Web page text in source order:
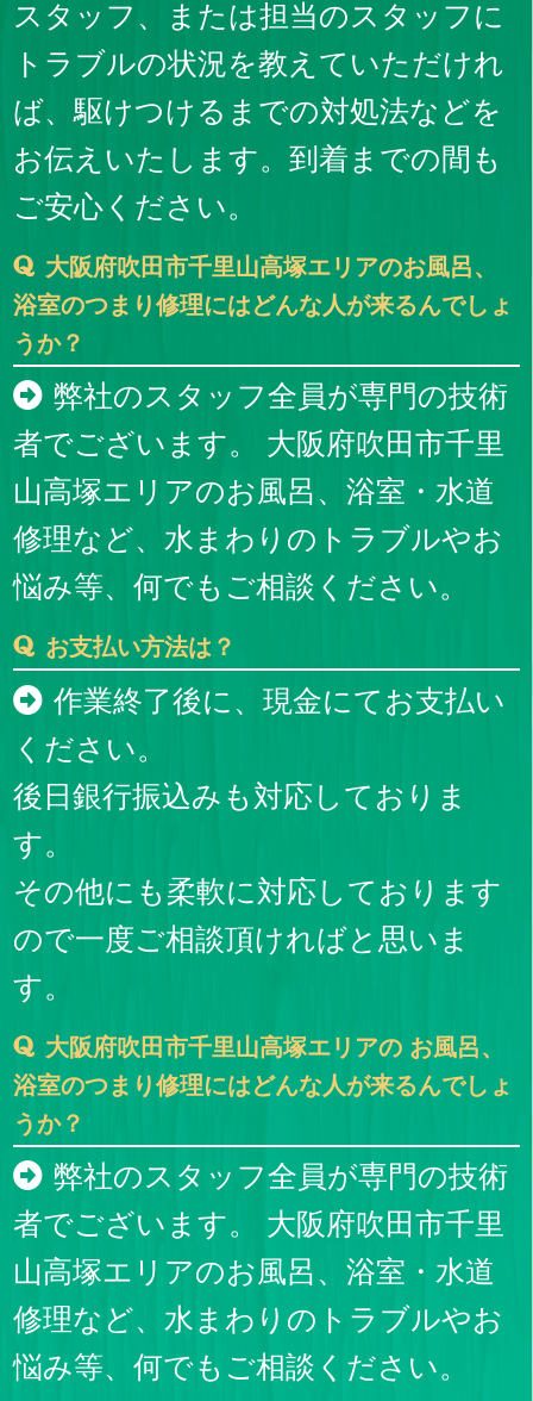
スタッフ、または担当のスタッフに
トラブルの状況を教えていただけれ
ば、駆けつけるまでの対処法などを
お伝えいたします。到着までの間も
ご安心ください。
大阪府吹田市千里山高塚エリアのお風呂、
浴室のつまり修理にはどんな人が来るんでしょ
うか？
弊社のスタッフ全員が専門の技術
者でございます。 大阪府吹田市千里
山高塚エリアのお風呂、浴室・水道
修理など、水まわりのトラブルやお
悩み等、何でもご相談ください。
お支払い方法は？
作業終了後に、現金にてお支払い
ください。
後日銀行振込みも対応しておりま
す。
その他にも柔軟に対応しております
ので一度ご相談頂ければと思いま
す。
大阪府吹田市千里山高塚エリアの お風呂、
浴室のつまり修理にはどんな人が来るんでしょ
うか？
弊社のスタッフ全員が専門の技術
者でございます。 大阪府吹田市千里
山高塚エリアのお風呂、浴室・水道
修理など、水まわりのトラブルやお
悩み等、何でもご相談ください。